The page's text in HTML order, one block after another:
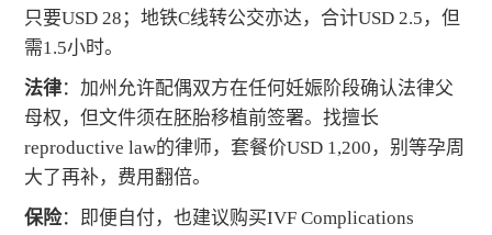
只要USD 28；地铁C线转公交亦达，合计USD 2.5，但
需1.5小时。
法律：加州允许配偶双方在任何妊娠阶段确认法律父
母权，但文件须在胚胎移植前签署。找擅长
reproductive law的律师，套餐价USD 1,200，别等孕周
大了再补，费用翻倍。
保险：即便自付，也建议购买IVF Complications